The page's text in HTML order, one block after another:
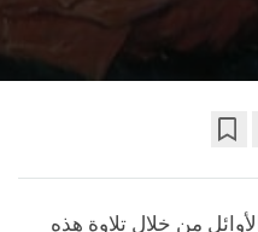
من خلال تلاوة هذه